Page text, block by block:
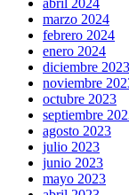
abril 2024
marzo 2024
febrero 2024
enero 2024
diciembre 2023
noviembre
octubre 2023
septiembre
agosto 2023
julio 2023
junio 2023
mayo 2023